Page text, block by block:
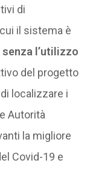
di
il sistema è
senza l’utilizzo
del progetto
localizzare i
Autorità
la migliore
Covid-19 e